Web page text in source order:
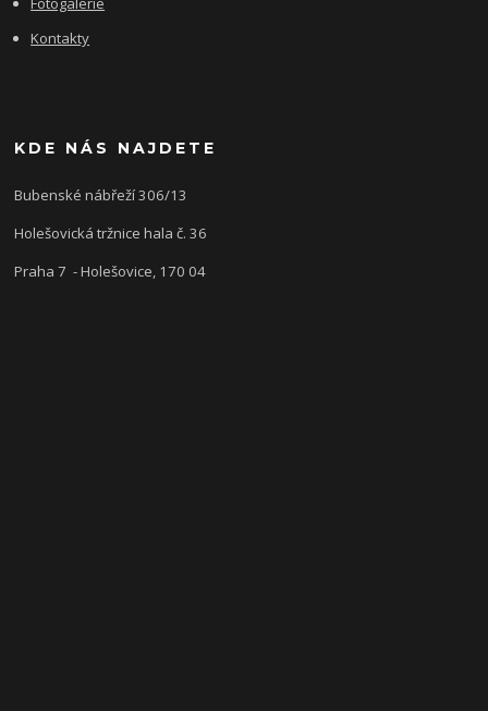
Kontakty
KDE NÁS NAJDETE
Bubenské nábřeží 306/13
Holešovická tržnice hala č. 36
Praha 7 - Holešovice, 170 04